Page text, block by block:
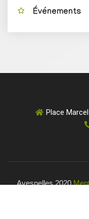
Événements
Place
Avesnelles 2020